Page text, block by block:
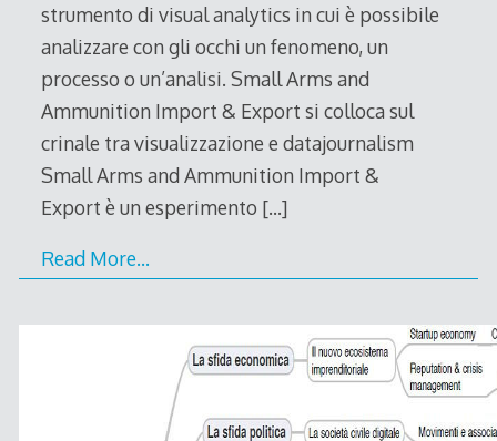
strumento di visual analytics in cui è possibile
analizzare con gli occhi un fenomeno, un
processo o un’analisi. Small Arms and
Ammunition Import & Export si colloca sul
crinale tra visualizzazione e datajournalism
Small Arms and Ammunition Import &
Export è un esperimento […]
Read More…